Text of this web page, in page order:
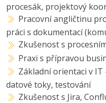
procesák, projektový
Pracovní angličtinu
práci s dokumentací
Zkušenost s
Praxi s přípravou
Základní orientaci v
datové toky, testování
Zkušenost s Jira,